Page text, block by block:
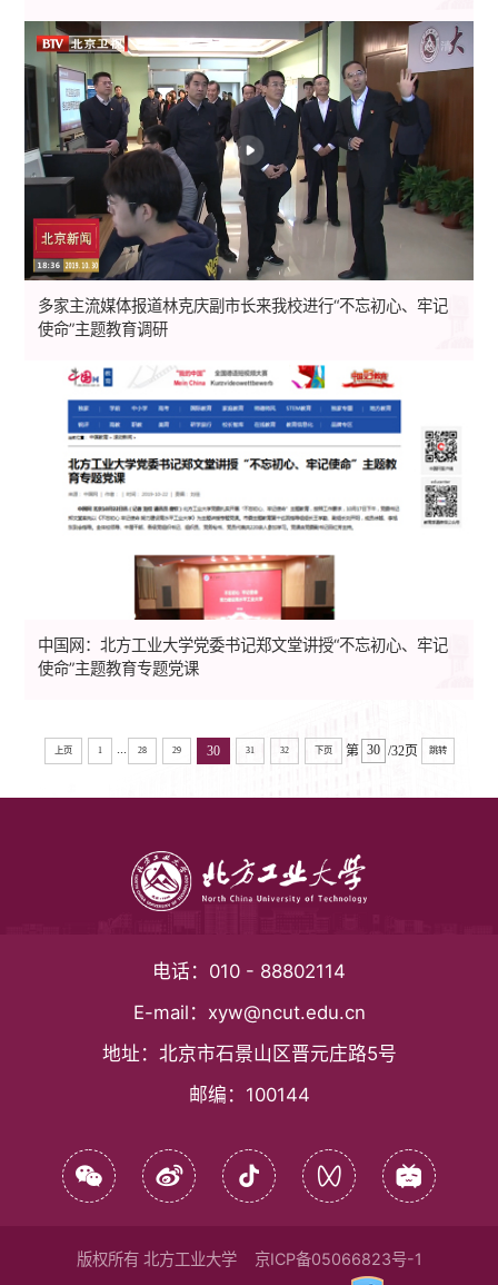
多家主流媒体报道林克庆副市长来我校进行“不忘初心、牢记
使命”主题教育调研
中国网：北方工业大学党委书记郑文堂讲授“不忘初心、牢记
使命”主题教育专题党课
上页 1 ... 28 29 30 31 32 下页 第 /32页 跳转
电话： 010 - 88802114
E-mail： xyw@ncut.edu.cn
地址： 北京市石景山区晋元庄路5号
邮编： 100144
版权所有 北方工业大学
京ICP备05066823号-1